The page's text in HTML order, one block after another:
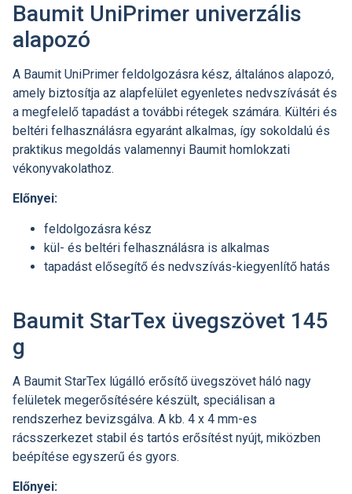
Baumit UniPrimer univerzális
alapozó
A Baumit UniPrimer feldolgozásra kész, általános alapozó,
amely biztosítja az alapfelület egyenletes nedvszívását és
a megfelelő tapadást a további rétegek számára. Kültéri és
beltéri felhasználásra egyaránt alkalmas, így sokoldalú és
praktikus megoldás valamennyi Baumit homlokzati
vékonyvakolathoz.
Előnyei:
feldolgozásra kész
kül- és beltéri felhasználásra is alkalmas
tapadást elősegítő és nedvszívás-kiegyenlítő hatás
Baumit StarTex üvegszövet 145
g
A Baumit StarTex lúgálló erősítő üvegszövet háló nagy
felületek megerősítésére készült, speciálisan a
rendszerhez bevizsgálva. A kb. 4 x 4 mm-es
rácsszerkezet stabil és tartós erősítést nyújt, miközben
beépítése egyszerű és gyors.
Előnyei: